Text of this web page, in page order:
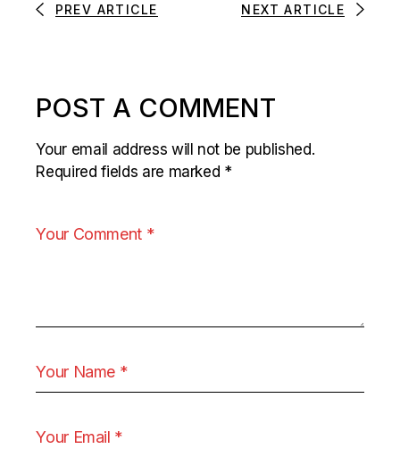
PREV ARTICLE NEXT ARTICLE
POST A COMMENT
Your email address will not be published.
Required fields are marked *